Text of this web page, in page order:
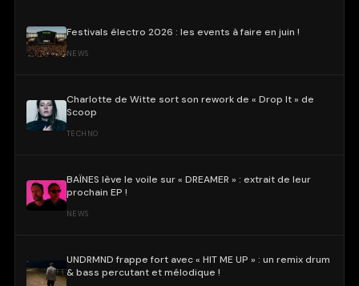
Festivals électro 2026 : les events à faire en juin !
NEWS
Charlotte de Witte sort son rework de « Drop It » de
Scoop
TECHNO
BAÏNES lève le voile sur « DREAMER » : extrait de leur
prochain EP !
NEWS
UNDRMND frappe fort avec « HIT ME UP » : un remix drum
& bass percutant et mélodique !